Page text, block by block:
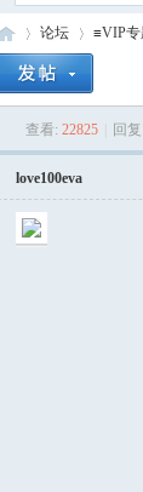
论坛
›
≡VIP专
查看: 22825 回复:
love100eva